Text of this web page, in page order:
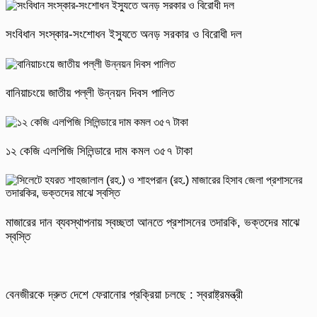
সংবিধান সংস্কার-সংশোধন ইস্যুতে অনড় সরকার ও বিরোধী দল
বানিয়াচংয়ে জাতীয় পল্লী উন্নয়ন দিবস পালিত
১২ কেজি এলপিজি সিলিন্ডারে দাম কমল ৩৫৭ টাকা
মাজারের দান ব্যবস্থাপনায় স্বচ্ছতা আনতে প্রশাসনের তদারকি, ভক্তদের মাঝে
স্বস্তি
বেনজীরকে দ্রুত দেশে ফেরানোর প্রক্রিয়া চলছে : স্বরাষ্ট্রমন্ত্রী